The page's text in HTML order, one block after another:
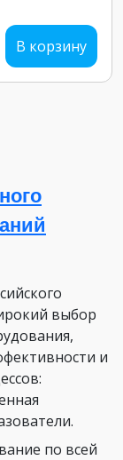
В корзину
выбор
и
по всей